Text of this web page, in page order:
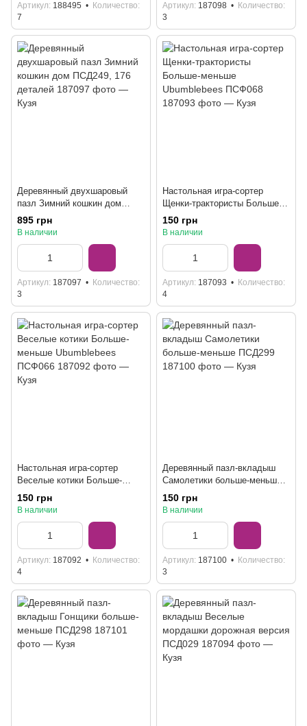
Артикул 188495
Количество
7
Артикул 187098
Количество
3
Деревянный двухшаровый
пазл Зимний кошкин дом
ПСД249, 176 деталей
895 грн
В наличии
Артикул 187097
Количество
3
Настольная игра-сортер
Щенки-трактористы Больше-
меньше Ubumblebees ПСФ068
150 грн
В наличии
Артикул 187093
Количество
4
Настольная игра-сортер
Веселые котики Больше-
меньше Ubumblebees ПСФ066
150 грн
В наличии
Артикул 187092
Количество
4
Деревянный пазл-вкладыш
Самолетики больше-меньше
ПСД299
150 грн
В наличии
Артикул 187100
Количество
3